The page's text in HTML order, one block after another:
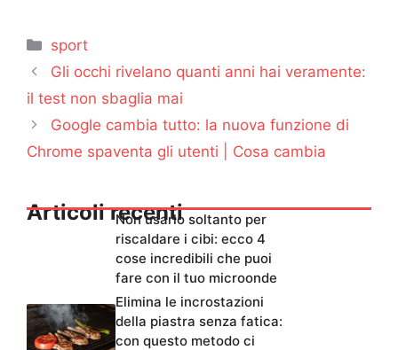
Categorie
sport
Gli occhi rivelano quanti anni hai veramente:
il test non sbaglia mai
Google cambia tutto: la nuova funzione di
Chrome spaventa gli utenti | Cosa cambia
Articoli recentiNon usarlo soltanto per
riscaldare i cibi: ecco 4
cose incredibili che puoi
fare con il tuo microonde
Elimina le incrostazioni
della piastra senza fatica:
con questo metodo ci